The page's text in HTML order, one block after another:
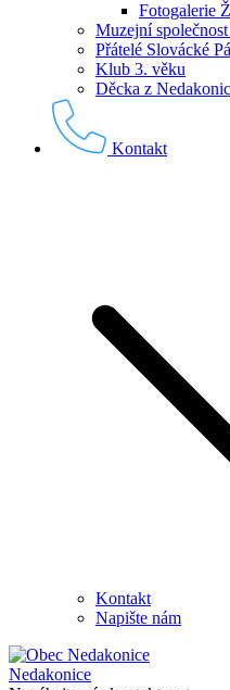
Fotogalerie
Muzejní
Přátelé Slovácké
Klub 3. věku
Děcka z Nedakonic
Kontakt
Kontakt
Napište nám
Nedakonice